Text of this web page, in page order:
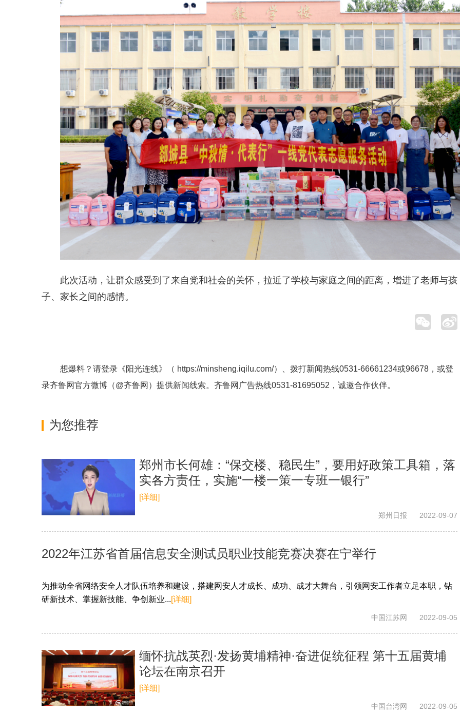
此次活动，让群众感受到了来自党和社会的关怀，拉近了学校与家庭之间的距离，增进了老师与孩
子、家长之间的感情。
想爆料？请登录《阳光连线》（ https://minsheng.iqilu.com/）、拨打新闻热线0531-66661234或96678，或登
录齐鲁网官方微博（@齐鲁网 ）提供新闻线索。齐鲁网广告热线0531-81695052 ，诚邀合作伙伴。
为您推荐
郑州市长何雄：“保交楼、稳民生”，要用好政策工具箱，落
实各方责任，实施“一楼一策一专班一银行”
[详细]
郑州日报 2022-09-07
2022年江苏省首届信息安全测试员职业技能竞赛决赛在宁举行
为推动全省网络安全人才队伍培养和建设，搭建网安人才成长、成功、成才大舞台，引领网安工作者立足本职，钻
研新技术、掌握新技能、争创新业...[详细]
中国江苏网 2022-09-05
缅怀抗战英烈·发扬黄埔精神·奋进促统征程 第十五届黄埔
论坛在南京召开
[详细]
中国台湾网 2022-09-05